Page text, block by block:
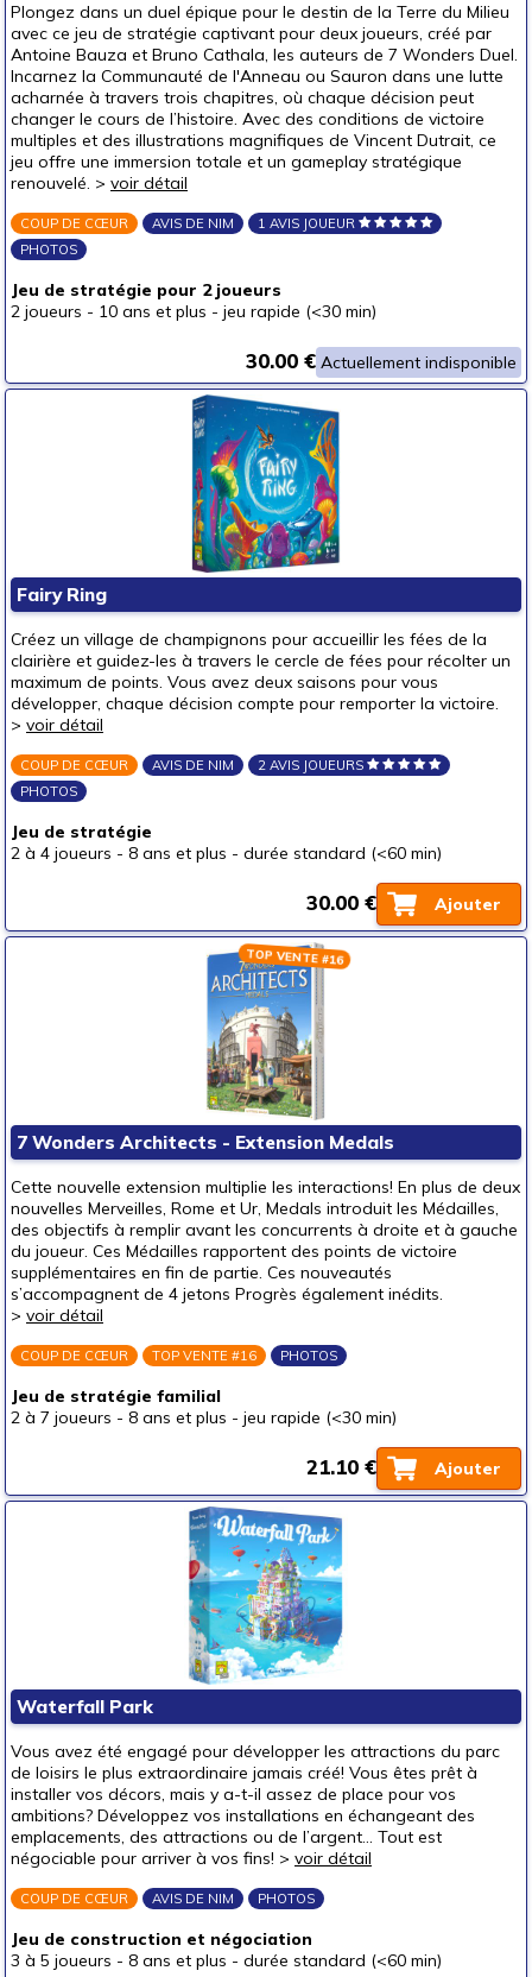
Plongez dans un duel épique pour le destin de la Terre du Milieu
avec ce jeu de stratégie captivant pour deux joueurs, créé par
Antoine Bauza et Bruno Cathala, les auteurs de 7 Wonders Duel.
Incarnez la Communauté de l'Anneau ou Sauron dans une lutte
acharnée à travers trois chapitres, où chaque décision peut
changer le cours de l’histoire. Avec des conditions de victoire
multiples et des illustrations magnifiques de Vincent Dutrait, ce
jeu offre une immersion totale et un gameplay stratégique
renouvelé. > voir détail
COUP DE CŒUR AVIS DE NIM
1 AVIS JOUEUR
PHOTOS
Jeu de stratégie pour 2 joueurs
2 joueurs - 10 ans et plus - jeu rapide (<30 min)
Actuellement indisponible
30.00 €
Fairy Ring
Créez un village de champignons pour accueillir les fées de la
clairière et guidez-les à travers le cercle de fées pour récolter un
maximum de points. Vous avez deux saisons pour vous
développer, chaque décision compte pour remporter la victoire.
> voir détail
COUP DE CŒUR AVIS DE NIM
2 AVIS JOUEURS
PHOTOS
Jeu de stratégie
2 à 4 joueurs - 8 ans et plus - durée standard (<60 min)
Ajouter
30.00 €
TOP VENTE #16
7 Wonders Architects - Extension Medals
Cette nouvelle extension multiplie les interactions! En plus de deux
nouvelles Merveilles, Rome et Ur, Medals introduit les Médailles,
des objectifs à remplir avant les concurrents à droite et à gauche
du joueur. Ces Médailles rapportent des points de victoire
supplémentaires en fin de partie. Ces nouveautés
s’accompagnent de 4 jetons Progrès également inédits.
> voir détail
COUP DE CŒUR TOP VENTE #16 PHOTOS
Jeu de stratégie familial
2 à 7 joueurs - 8 ans et plus - jeu rapide (<30 min)
Ajouter
21.10 €
Waterfall Park
Vous avez été engagé pour développer les attractions du parc
de loisirs le plus extraordinaire jamais créé! Vous êtes prêt à
installer vos décors, mais y a-t-il assez de place pour vos
ambitions? Développez vos installations en échangeant des
emplacements, des attractions ou de l’argent... Tout est
négociable pour arriver à vos fins! > voir détail
COUP DE CŒUR AVIS DE NIM PHOTOS
Jeu de construction et négociation
3 à 5 joueurs - 8 ans et plus - durée standard (<60 min)